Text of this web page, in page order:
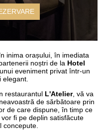
inima orașului, în imediata
noștri de la Hotel
eveniment privat într-un
elegant.
restaurantul L'Atelier, vă va
de sărbătoare prin
de care dispune, în timp ce
fi pe deplin satisfăcute
concepute.